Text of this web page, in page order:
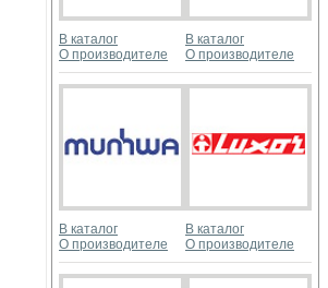
В каталог
О производителе
В каталог
О производителе
В каталог
О производителе
В каталог
О производителе